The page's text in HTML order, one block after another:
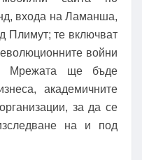
входа на Ламанша,
Плимут; те включват
войни
Мрежата ще бъде
академичните
за да се
на и под